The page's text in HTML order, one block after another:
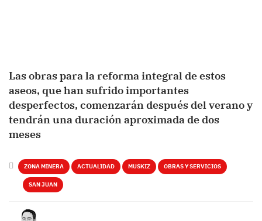
Las obras para la reforma integral de estos
aseos, que han sufrido importantes
desperfectos, comenzarán después del verano y
tendrán una duración aproximada de dos
meses
ZONA MINERA ACTUALIDAD MUSKIZ OBRAS Y SERVICIOS
SAN JUAN